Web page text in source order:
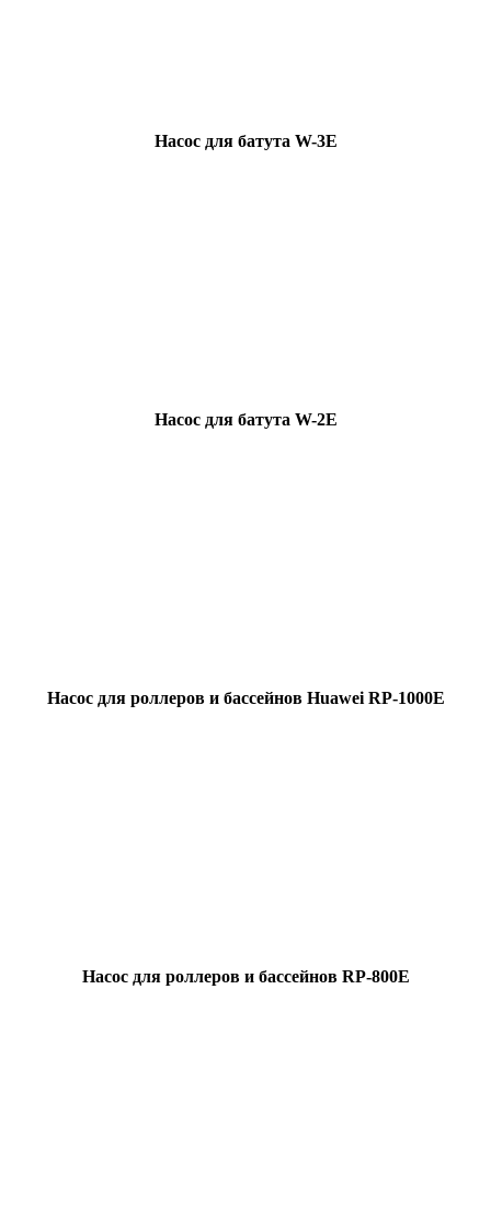
Насос для батута W-3E
Насос для батута W-2E
Насос для роллеров и бассейнов Huawei RP-1000E
Насос для роллеров и бассейнов RP-800E